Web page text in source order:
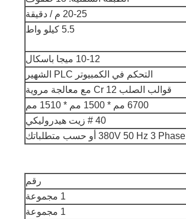
20-25 م / دقيقة
5.5 كيلو واط
10-12 ميجا باسكال
التحكم في الكمبيوتر PLC الشهير
قوالب الصلب Cr 12 مع معالجة مروية
6700 مم * 1500 مم * 1510 مم
40 # زيت هيدروليكي
380V 50 Hz 3 Phase أو حسب متطلباتك
رقم
1 مجموعة
1 مجموعة